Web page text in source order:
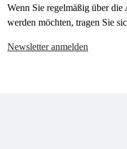
Wenn Sie regelmäßig über
werden möchten, tragen Sie
Newsletter anmelden